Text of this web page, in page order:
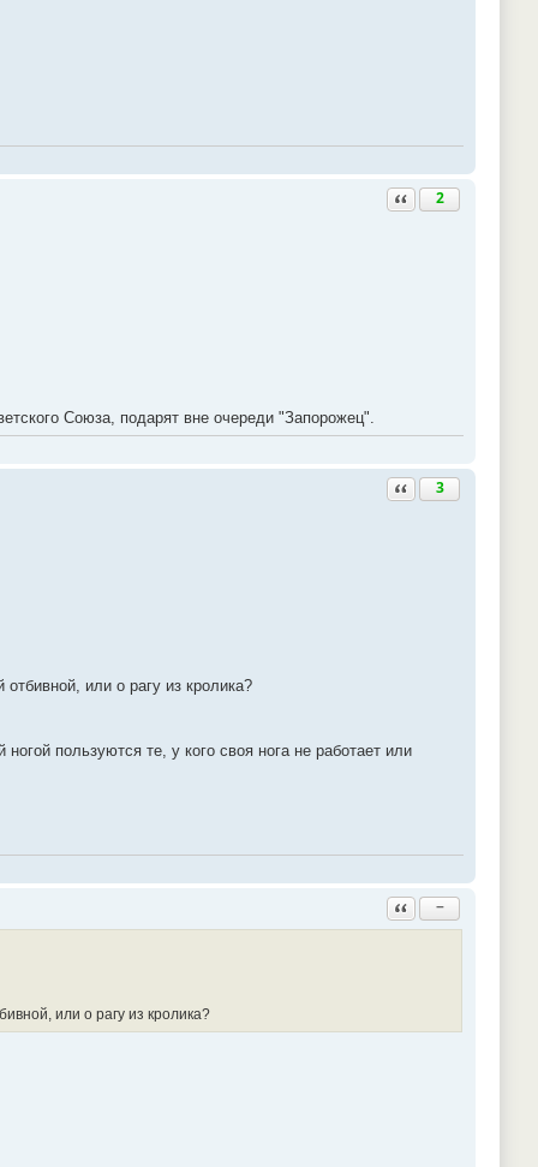
Ответить с цитатой
2
Союза, подарят вне очереди "Запорожец".
Ответить с цитатой
3
или о рагу из кролика?
пользуются те, у кого своя нога не работает или
Ответить с цитатой
−
или о рагу из кролика?